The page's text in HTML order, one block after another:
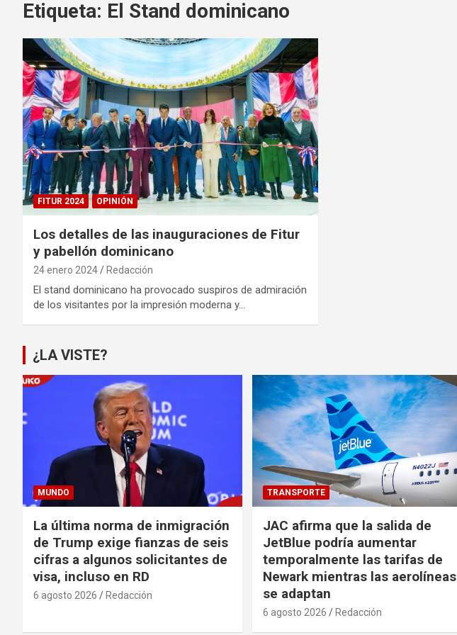
Etiqueta: El Stand dominicano
FITUR 2024 OPINIÓN
Los detalles​ de las inauguraciones de Fitur
y pabellón dominicano
24 enero 2024 Redacción
El stand dominicano ha provocado suspiros de admiración
de los visitantes por la impresión moderna y…
¿LA VISTE?
MUNDO
La última norma de inmigración
de Trump exige fianzas de seis
cifras a algunos solicitantes de
visa, incluso en RD
6 agosto 2026 Redacción
TRANSPORTE
JAC afirma que la salida de
JetBlue podría aumentar
temporalmente las tarifas de
Newark mientras las aerolíneas
se adaptan
6 agosto 2026 Redacción